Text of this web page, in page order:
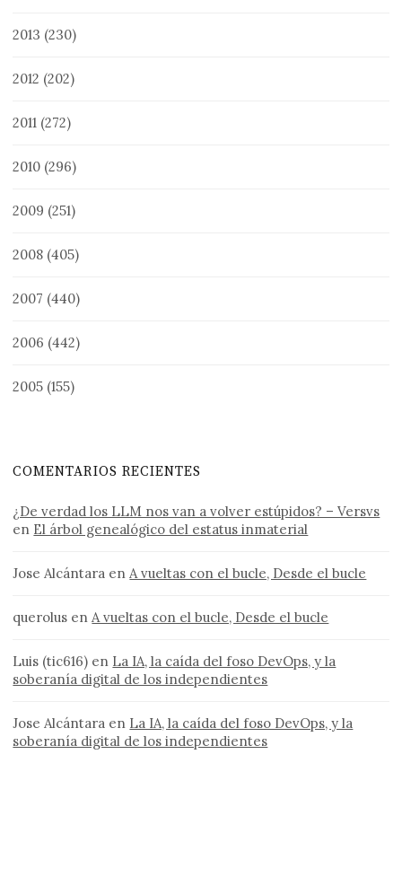
2013 (230)
2012 (202)
2011 (272)
2010 (296)
2009 (251)
2008 (405)
2007 (440)
2006 (442)
2005 (155)
COMENTARIOS RECIENTES
¿De verdad los LLM nos van a volver estúpidos? – Versvs
en El árbol genealógico del estatus inmaterial
Jose Alcántara en A vueltas con el bucle, Desde el bucle
querolus en A vueltas con el bucle, Desde el bucle
Luis (tic616) en La IA, la caída del foso DevOps, y la
soberanía digital de los independientes
Jose Alcántara en La IA, la caída del foso DevOps, y la
soberanía digital de los independientes